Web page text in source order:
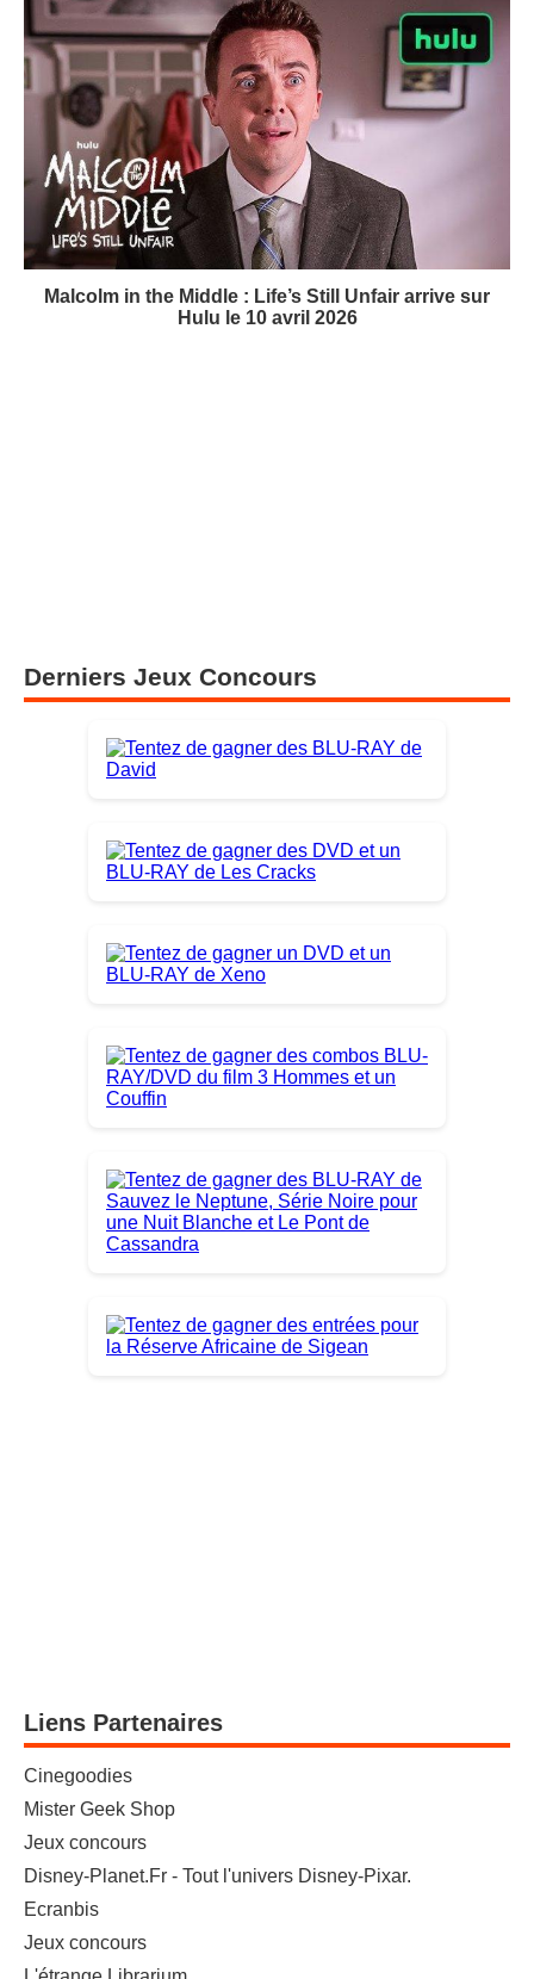
Malcolm in the Middle : Life’s Still Unfair arrive sur
Hulu le 10 avril 2026
Derniers Jeux Concours
Liens Partenaires
Cinegoodies
Mister Geek Shop
Jeux concours
Disney-Planet.Fr - Tout l'univers Disney-Pixar.
Ecranbis
Jeux concours